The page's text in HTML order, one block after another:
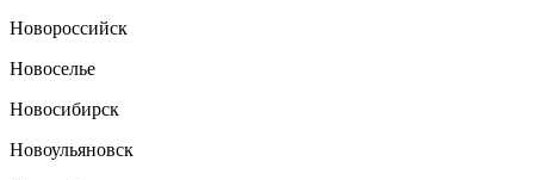
Новороссийск
Новоселье
Новосибирск
Новоульяновск